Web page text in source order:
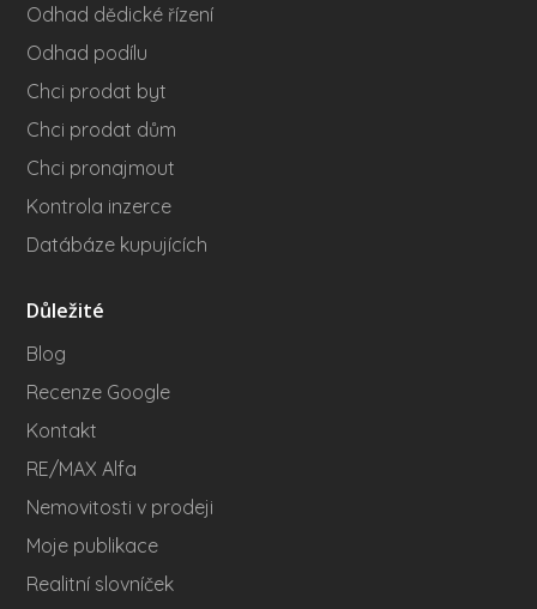
Odhad dědické řízení
Odhad podílu
Chci prodat byt
Chci prodat dům
Chci pronajmout
Kontrola inzerce
Datábáze kupujících
Důležité
Blog
Recenze Google
Kontakt
RE/MAX Alfa
Nemovitosti v prodeji
Moje publikace
Realitní slovníček